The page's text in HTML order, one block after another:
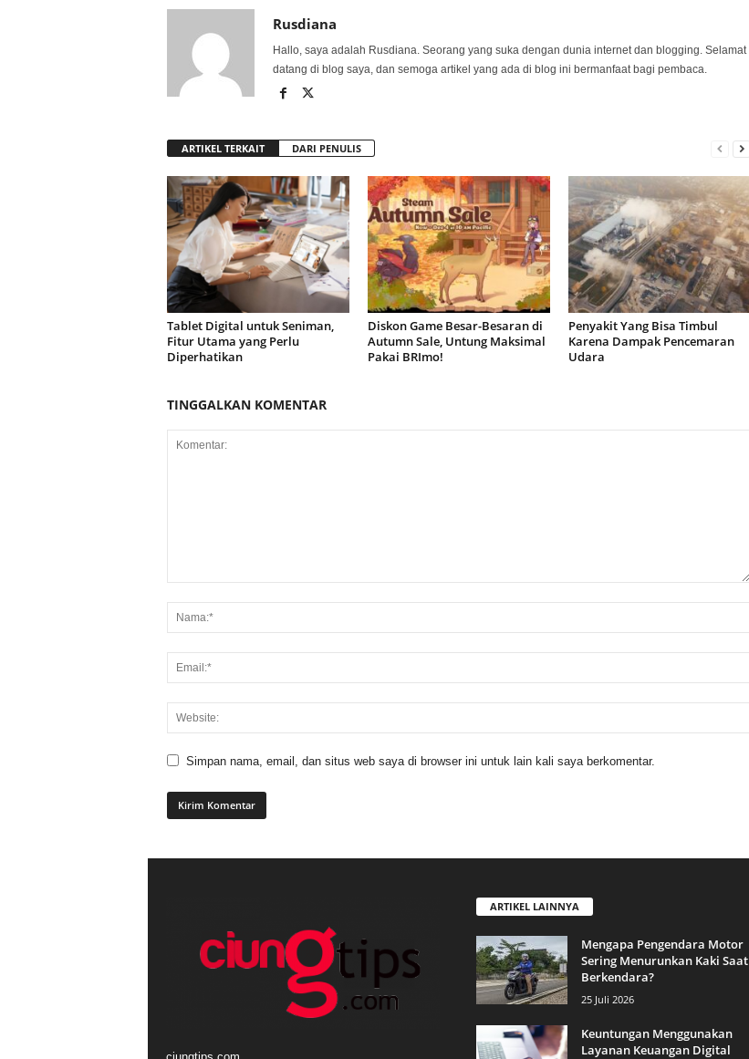
Rusdiana
Hallo, saya adalah Rusdiana. Seorang yang suka dengan dunia internet dan blogging. Selamat
datang di blog saya, dan semoga artikel yang ada di blog ini bermanfaat bagi pembaca.
ARTIKEL TERKAIT DARI PENULIS
Tablet Digital untuk Seniman,
Fitur Utama yang Perlu
Diperhatikan
Diskon Game Besar-Besaran di
Autumn Sale, Untung Maksimal
Pakai BRImo!
Penyakit Yang Bisa Timbul
Karena Dampak Pencemaran
Udara
TINGGALKAN KOMENTAR
Simpan nama, email, dan situs web saya di browser ini untuk lain kali saya berkomentar.
ARTIKEL LAINNYA
Mengapa Pengendara Motor
Sering Menurunkan Kaki Saat
Berkendara?
25 Juli 2026
Keuntungan Menggunakan
Layanan Keuangan Digital